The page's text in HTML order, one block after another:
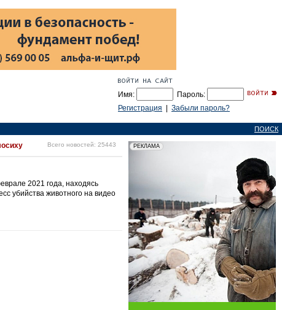
Имя:
Пароль:
Регистрация
Забыли пароль?
ПОИСК
Всего новостей: 25443
2021 года, находясь
убийства животного на видео